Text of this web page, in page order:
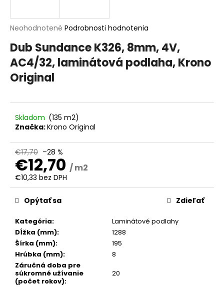
Priemerné
produktu
je
0,0
z
5
Neohodnotené Podrobnosti hodnotenia
Dub Sundance K326, 8mm, 4V,
AC4/32, laminátová podlaha, Krono
Original
Skladom (135 m2)
Značka:Krono Original
€17,70 –28 %
€12,70 / m2
€10,33 bez DPH
Jednotková
cena:
Kategória:
Laminátové podlahy
Dĺžka (mm):
1288
Šírka (mm):
195
Hrúbka (mm):
8
Záručná doba pre
súkromné užívanie
(počet rokov):
20
Opýtať sa Zdieľať
j
ť
?
O
d
p
o
č
a
m
e